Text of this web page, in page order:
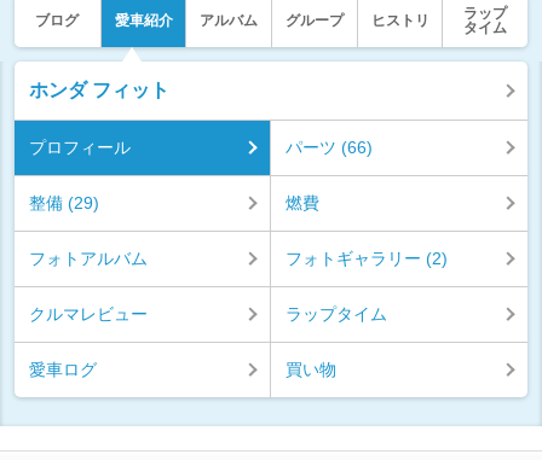
ブログ 愛車紹介 アルバム グループ ヒストリ
ラップ
タイム
ホンダ フィット
プロフィール パーツ (66)
整備 (29) 燃費
フォトアルバム フォトギャラリー (2)
クルマレビュー ラップタイム
愛車ログ 買い物